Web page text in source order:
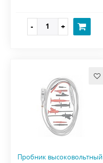
Пробник высоковольтный